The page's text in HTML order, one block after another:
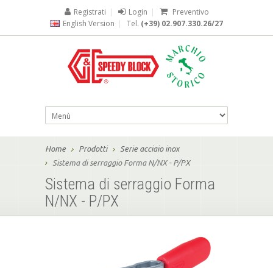
Registrati | Login |
Preventivo
English Version | Tel. (+39) 02.907.330.26/27
Home Prodotti
Serie acciaio inox
Sistema di serraggio Forma N/NX - P/PX
Sistema di serraggio Forma
N/NX - P/PX